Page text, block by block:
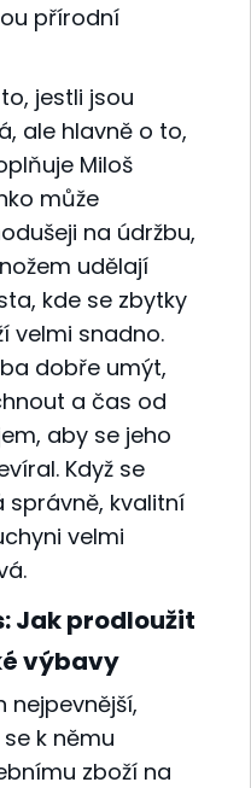
přírodní
jestli jsou
ale hlavně o to,
Miloš
může
na údržbu,
udělají
kde se zbytky
velmi snadno.
dobře umýt,
a čas od
aby se jeho
Když se
správně, kvalitní
velmi
Jak prodloužit
výbavy
nejpevnější,
k němu
zboží na